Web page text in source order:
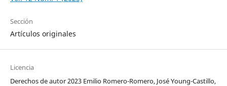
Sección
Artículos originales
Licencia
Derechos de autor 2023 Emilio Romero-Romero, José Young-Castillo,